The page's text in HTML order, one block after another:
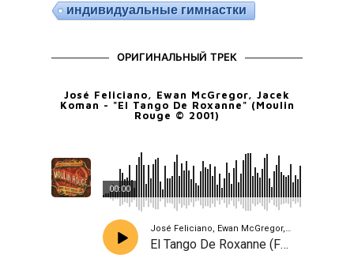
индивидуальные гимнастки
ОРИГИНАЛЬНЫЙ ТРЕК
José Feliciano, Ewan McGregor, Jacek
Koman - "El Tango De Roxanne" (Moulin
Rouge © 2001)
00:00
José Feliciano, Ewan McGregor, Jacek Koman
El Tango De Roxanne (From Moulin Rouge)